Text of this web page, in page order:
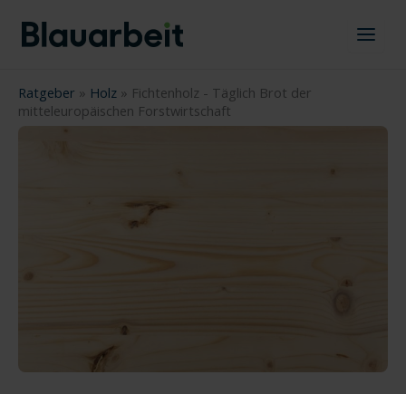
Inhalt
springen
Ratgeber » Holz » Fichtenholz - Täglich Brot der
mitteleuropäischen Forstwirtschaft